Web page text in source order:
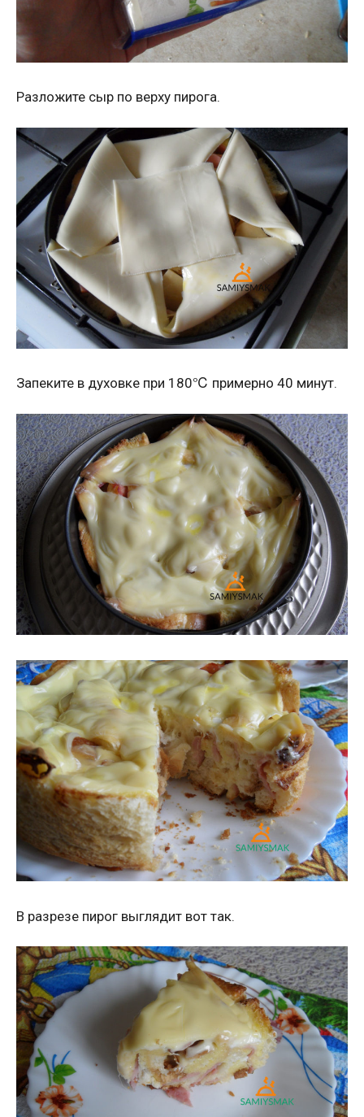
Разложите сыр по верху пирога.
Запеките в духовке при 180℃ примерно 40 минут.
В разрезе пирог выглядит вот так.